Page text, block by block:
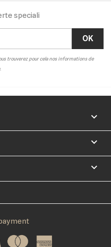
speciali
trouverez pour cela nos informations de


